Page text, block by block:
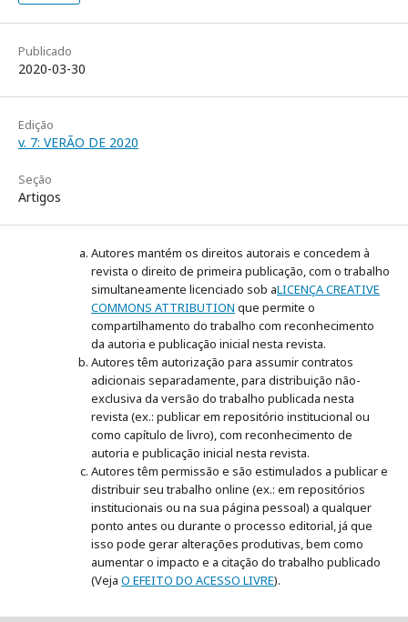
Publicado
2020-03-30
Edição
v. 7: VERÃO DE 2020
Seção
Artigos
Autores mantém os direitos autorais e concedem à
revista o direito de primeira publicação, com o trabalho
simultaneamente licenciado sob aLICENÇA CREATIVE
COMMONS ATTRIBUTION que permite o
compartilhamento do trabalho com reconhecimento
da autoria e publicação inicial nesta revista.
Autores têm autorização para assumir contratos
adicionais separadamente, para distribuição não-
exclusiva da versão do trabalho publicada nesta
revista (ex.: publicar em repositório institucional ou
como capítulo de livro), com reconhecimento de
autoria e publicação inicial nesta revista.
Autores têm permissão e são estimulados a publicar e
distribuir seu trabalho online (ex.: em repositórios
institucionais ou na sua página pessoal) a qualquer
ponto antes ou durante o processo editorial, já que
isso pode gerar alterações produtivas, bem como
aumentar o impacto e a citação do trabalho publicado
(Veja O EFEITO DO ACESSO LIVRE).